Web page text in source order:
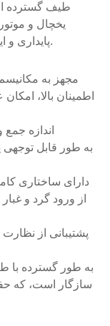
طیف گسترده
یخچال و
پایداری و ایمنی سیستم های قدرت را افزایش می دهد.
اطمینان بالا،
از ورود گرد و
سازگار است، که